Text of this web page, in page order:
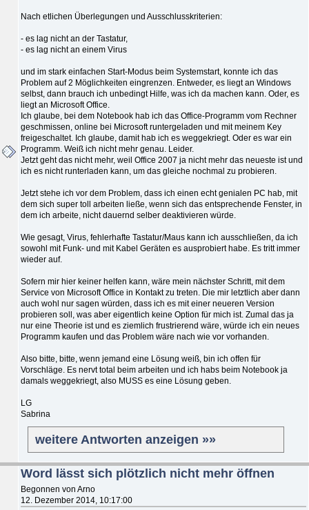
Nach etlichen Überlegungen und Ausschlusskriterien:
- es lag nicht an der Tastatur,
- es lag nicht an einem Virus
und im stark einfachen Start-Modus beim Systemstart, konnte ich das
Problem auf 2 Möglichkeiten eingrenzen. Entweder, es liegt an Windows
selbst, dann brauch ich unbedingt Hilfe, was ich da machen kann. Oder, es
liegt an Microsoft Office.
Ich glaube, bei dem Notebook hab ich das Office-Programm vom Rechner
geschmissen, online bei Microsoft runtergeladen und mit meinem Key
freigeschaltet. Ich glaube, damit hab ich es weggekriegt. Oder es war ein
Programm. Weiß ich nicht mehr genau. Leider.
Jetzt geht das nicht mehr, weil Office 2007 ja nicht mehr das neueste ist und
ich es nicht runterladen kann, um das gleiche nochmal zu probieren.
Jetzt stehe ich vor dem Problem, dass ich einen echt genialen PC hab, mit
dem sich super toll arbeiten ließe, wenn sich das entsprechende Fenster, in
dem ich arbeite, nicht dauernd selber deaktivieren würde.
Wie gesagt, Virus, fehlerhafte Tastatur/Maus kann ich ausschließen, da ich
sowohl mit Funk- und mit Kabel Geräten es ausprobiert habe. Es tritt immer
wieder auf.
Sofern mir hier keiner helfen kann, wäre mein nächster Schritt, mit dem
Service von Microsoft Office in Kontakt zu treten. Die mir letztlich aber dann
auch wohl nur sagen würden, dass ich es mit einer neueren Version
probieren soll, was aber eigentlich keine Option für mich ist. Zumal das ja
nur eine Theorie ist und es ziemlich frustrierend wäre, würde ich ein neues
Programm kaufen und das Problem wäre nach wie vor vorhanden.
Also bitte, bitte, wenn jemand eine Lösung weiß, bin ich offen für
Vorschläge. Es nervt total beim arbeiten und ich habs beim Notebook ja
damals weggekriegt, also MUSS es eine Lösung geben.
LG
Sabrina
weitere Antworten anzeigen »»
Word lässt sich plötzlich nicht mehr öffnen
Begonnen von Arno
12. Dezember 2014, 10:17:00